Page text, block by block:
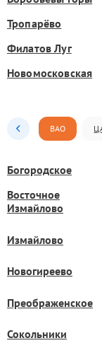
Тропарёво
Филатов Луг
Новомосковская
ВАО
Богородское
Восточное
Измайлово
Измайлово
Новогиреево
Преображенское
Сокольники